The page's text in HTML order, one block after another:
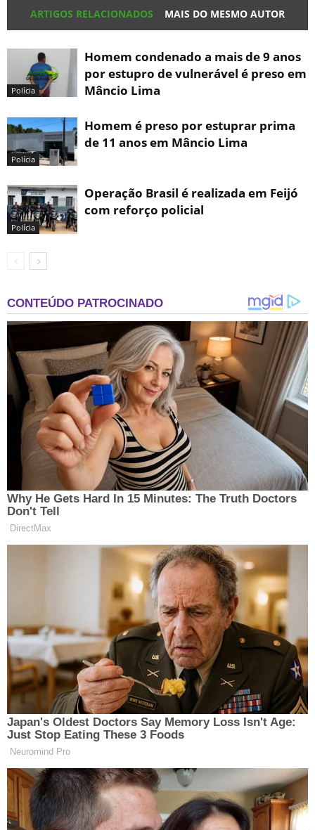
ARTIGOS RELACIONADOS MAIS DO MESMO AUTOR
Polícia
Homem condenado a mais de 9 anos
por estupro de vulnerável é preso em
Mâncio Lima
Polícia
Homem é preso por estuprar prima
de 11 anos em Mâncio Lima
Polícia
Operação Brasil é realizada em Feijó
com reforço policial